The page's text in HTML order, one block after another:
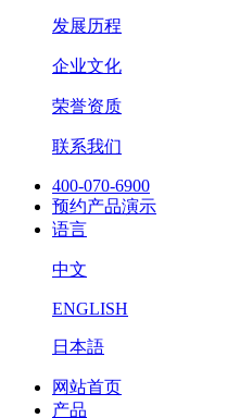
发展历程
企业文化
荣誉资质
联系我们
400-070-6900
预约产品演示
语言
中文
ENGLISH
日本語
网站首页
产品